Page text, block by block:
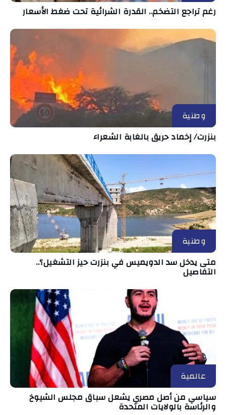
رغم تراجع التضخم.. القدرة الشرائية تحت ضغط الأسعار
وطنية
بنزرت/ إخماد حريق بالغابة الشعراء
وطنية
متى يدخل سد الدويميس في بنزرت حيز التشغيل؟..
التفاصيل
عالمية
سياسي من أصل مصري يشعل سباق مجلس الشيوخ
والرئاسة بالولايات المتحدة